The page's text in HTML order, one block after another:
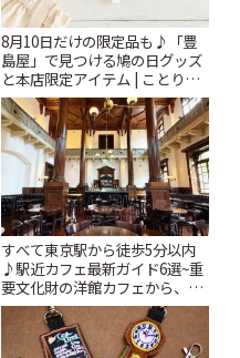
8月10日だけの限定品も♪「豊
島屋」で見つける鳩の日グッズ
と本店限定アイテム | ことりっ
ぷ
すべて東京駅から徒歩5分以内
♪駅近カフェ最新ガイド6選~重
要文化財の洋館カフェから、改
札すぐのレトロ喫茶まで~ | こと
りっぷ